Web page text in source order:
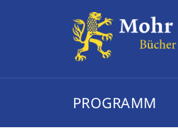
PROGRAMM